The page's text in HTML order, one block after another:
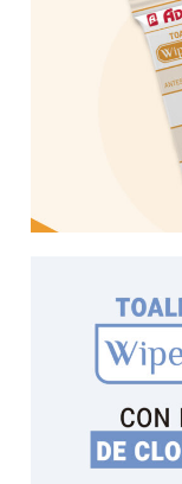
de
WipeAsept
para piel
infección